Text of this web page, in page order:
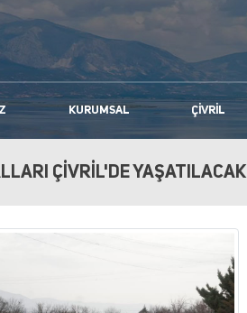
KURUMSAL ÇIVRIL
ÇİVRİL'DE YAŞATILACAK